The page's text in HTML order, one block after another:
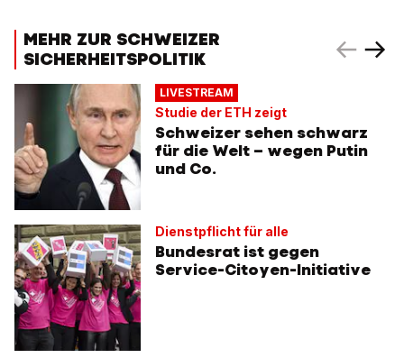
MEHR ZUR SCHWEIZER
SICHERHEITSPOLITIK
LIVESTREAM
Studie der ETH zeigt
Schweizer sehen schwarz
für die Welt – wegen Putin
und Co.
Dienstpflicht für alle
Bundesrat ist gegen
Service-Citoyen-Initiative